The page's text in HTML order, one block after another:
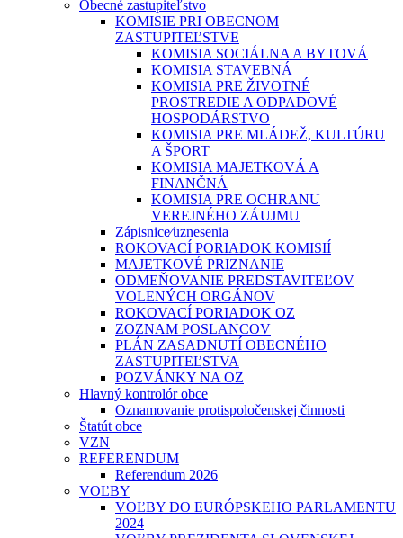
Obecné zastupiteľstvo
KOMISIE PRI OBECNOM
ZASTUPITEĽSTVE
KOMISIA SOCIÁLNA A BYTOVÁ
KOMISIA STAVEBNÁ
KOMISIA PRE ŽIVOTNÉ
PROSTREDIE A ODPADOVÉ
HOSPODÁRSTVO
KOMISIA PRE MLÁDEŽ, KULTÚRU
A ŠPORT
KOMISIA MAJETKOVÁ A
FINANČNÁ
KOMISIA PRE OCHRANU
VEREJNÉHO ZÁUJMU
Zápisnice⁄uznesenia
ROKOVACÍ PORIADOK KOMISIÍ
MAJETKOVÉ PRIZNANIE
ODMEŇOVANIE PREDSTAVITEĽOV
VOLENÝCH ORGÁNOV
ROKOVACÍ PORIADOK OZ
ZOZNAM POSLANCOV
PLÁN ZASADNUTÍ OBECNÉHO
ZASTUPITEĽSTVA
POZVÁNKY NA OZ
Hlavný kontrolór obce
Oznamovanie protispoločenskej činnosti
Štatút obce
VZN
REFERENDUM
Referendum 2026
VOĽBY
VOĽBY DO EURÓPSKEHO PARLAMENTU
2024